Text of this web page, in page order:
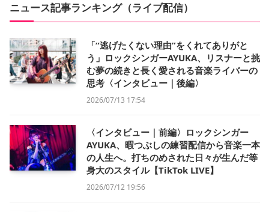
ニュース記事ランキング（ライブ配信）
「“逃げたくない理由”をくれてありがと
う」ロックシンガーAYUKA、リスナーと挑
む夢の続きと長く愛される音楽ライバーの
思考〈インタビュー｜後編〉
2026/07/13 17:54
〈インタビュー｜前編〉ロックシンガー
AYUKA、暇つぶしの練習配信から音楽一本
の人生へ。打ちのめされた日々が生んだ等
身大のスタイル【TikTok LIVE】
2026/07/12 19:56